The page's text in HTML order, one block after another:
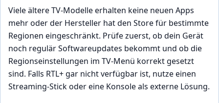
Viele ältere TV-Modelle erhalten keine neuen Apps
mehr oder der Hersteller hat den Store für bestimmte
Regionen eingeschränkt. Prüfe zuerst, ob dein Gerät
noch regulär Softwareupdates bekommt und ob die
Regionseinstellungen im TV-Menü korrekt gesetzt
sind. Falls RTL+ gar nicht verfügbar ist, nutze einen
Streaming-Stick oder eine Konsole als externe Lösung.